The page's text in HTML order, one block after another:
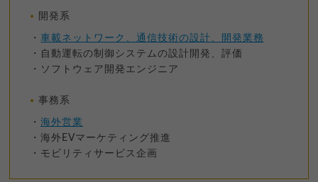
開発系
・車載ネットワーク、通信技術の設計、開発業務
・自動運転の制御システムの設計開発、評価
・ソフトウェア開発エンジニア
事務系
・海外営業
・海外EVマーケティング推進
・モビリティサービス企画